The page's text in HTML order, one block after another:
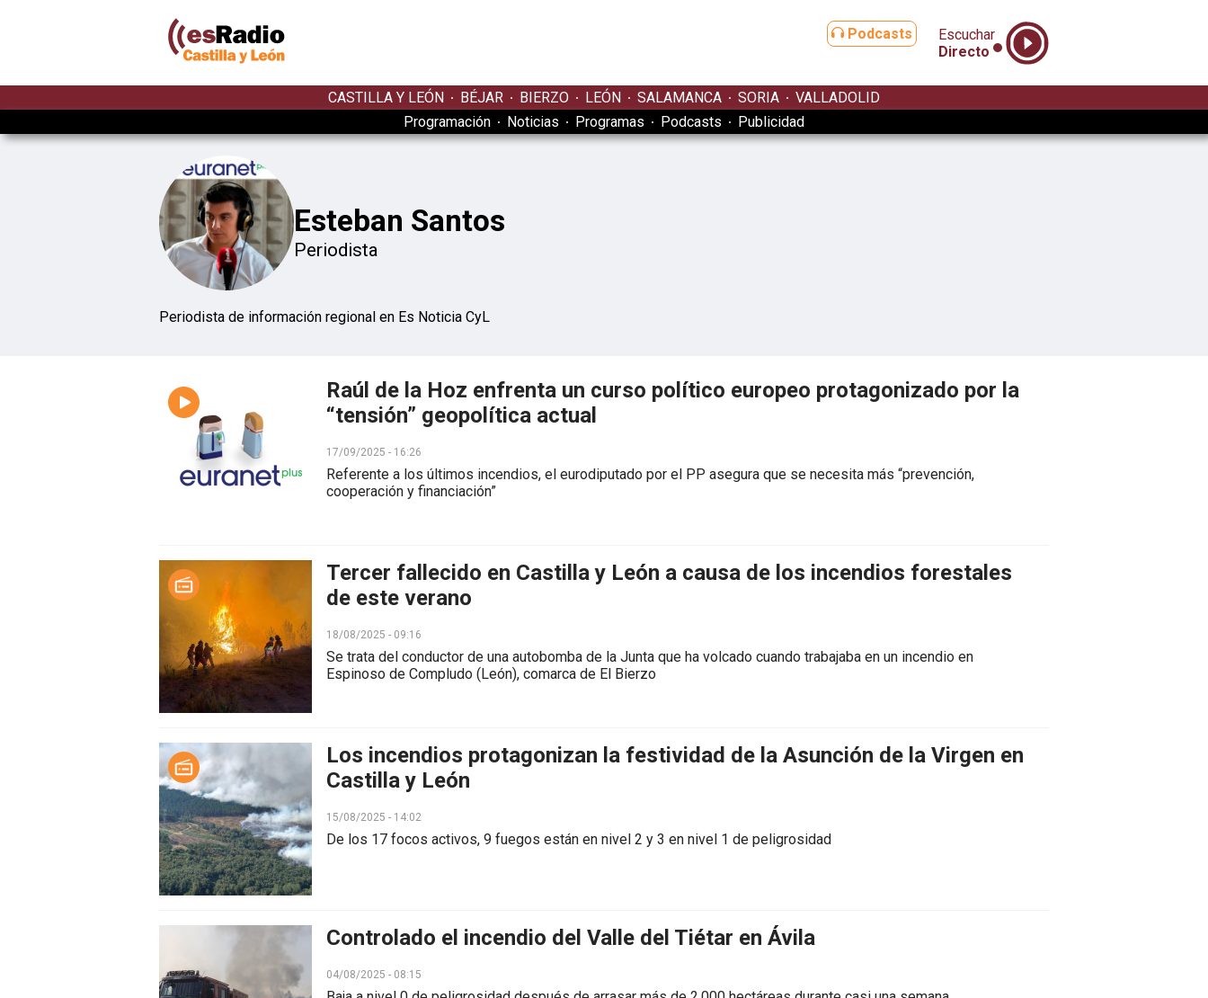
Podcasts
Escuchar
Directo
CASTILLA Y LEÓN BÉJAR BIERZO LEÓN SALAMANCA SORIA
VALLADOLID
Programación
Noticias Programas Podcasts Publicidad
Esteban Santos
Periodista
Periodista de información regional en Es Noticia CyL
Raúl de la Hoz enfrenta un curso político europeo protagonizado por la
“tensión” geopolítica actual
17/09/2025 - 16:26
Referente a los últimos incendios, el eurodiputado por el PP asegura que se necesita más “prevención,
cooperación y financiación”
Tercer fallecido en Castilla y León a causa de los incendios forestales
de este verano
18/08/2025 - 09:16
Se trata del conductor de una autobomba de la Junta que ha volcado cuando trabajaba en un incendio en
Espinoso de Compludo (León), comarca de El Bierzo
Los incendios protagonizan la festividad de la Asunción de la Virgen en
Castilla y León
15/08/2025 - 14:02
De los 17 focos activos, 9 fuegos están en nivel 2 y 3 en nivel 1 de peligrosidad
Controlado el incendio del Valle del Tiétar en Ávila
04/08/2025 - 08:15